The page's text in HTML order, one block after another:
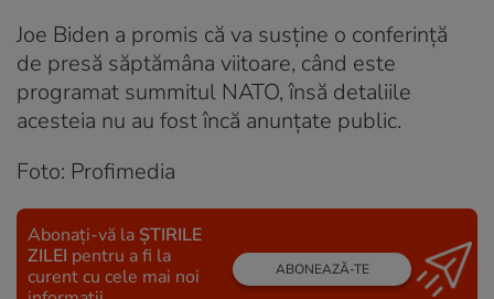
Joe Biden a promis că va susţine o conferinţă
de presă săptămâna viitoare, când este
programat summitul NATO, însă detaliile
acesteia nu au fost încă anunțate public.
Foto: Profimedia
Abonați-vă la ȘTIRILE
ZILEI pentru a fi la
curent cu cele mai noi
ABONEAZĂ-TE